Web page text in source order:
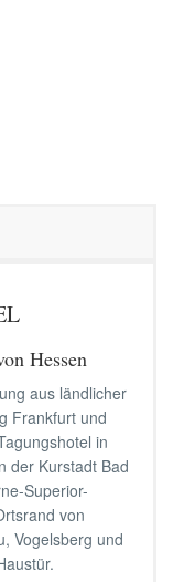
Hessen
aus ländlicher
Frankfurt und
in
der Kurstadt Bad
Superior-
von
Vogelsberg und